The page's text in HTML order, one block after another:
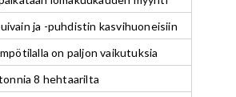
ja -puhdistin kasvihuoneisiin
on paljon vaikutuksia
8 hehtaarilta